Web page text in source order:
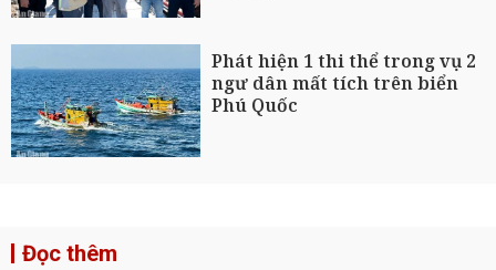
Phát hiện 1 thi thể trong vụ 2
ngư dân mất tích trên biển
Phú Quốc
Đọc thêm